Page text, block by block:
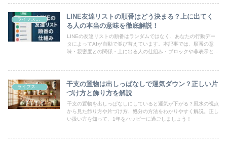
LINE友達リストの順番はどう決まる？上に出てく
る人の本当の意味を徹底解説！
LINEの友達リストの順番はランダムではなく、あなたの行動デー
タによってAIが自動で並び替えています。本記事では、順番の意
味・親密度との関係・上に出る人の仕組み・ブロックや非表示との
干支の置物は出しっぱなしで運気ダウン？正しい片
づけ方と飾り方を解説
干支の置物を出しっぱなしにしていると運気が下がる？風水の視点
から見た飾り方や片づけ方、処分の方法をわかりやすく解説。正し
い扱い方を知って、1年をハッピーに過ごしましょう！